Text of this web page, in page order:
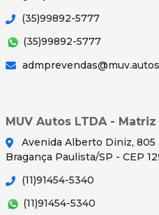
(35)99892-5777
(35)99892-5777
admprevendas@muv.autos
MUV Autos LTDA -
Avenida Alberto Diniz, 805
Bragança Paulista/SP - CEP
(11)91454-5340
(11)91454-5340